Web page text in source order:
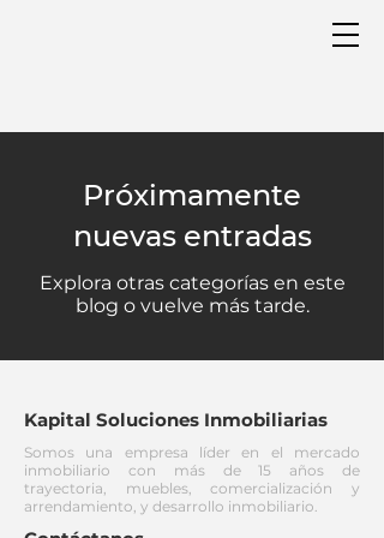
Próximamente
nuevas entradas
Explora otras categorías en este
blog o vuelve más tarde.
Kapital Soluciones Inmobiliarias
Somos una empresa líder en el mercado
inmobiliario con más de 15 años de
trayectoria, muebles, comercialización y
arrendamiento, y desarrollo inmobiliario.